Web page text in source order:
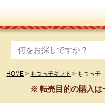
HOME もつっ子ギフト もつっ子
※ 転売目的の購入は